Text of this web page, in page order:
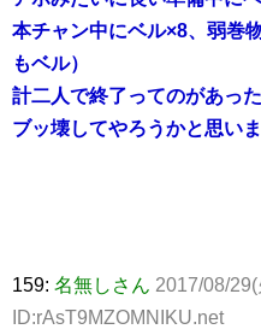
本チャン中にベル×8、弱巻
もベル）
計二人で終了ってのがあった
ブッ壊してやろうかと思い
159: 名無しさん 2017/08/
ID:rAsT9MZOMNIKU.net